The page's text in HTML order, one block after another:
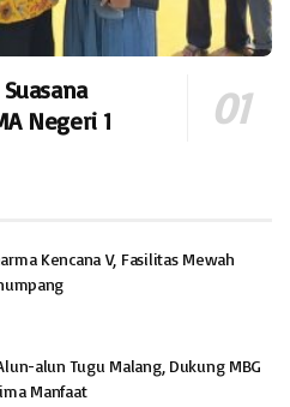
Negeri 1
Kencana V, Fasilitas Mewah
alun Tugu Malang, Dukung MBG
Manfaat